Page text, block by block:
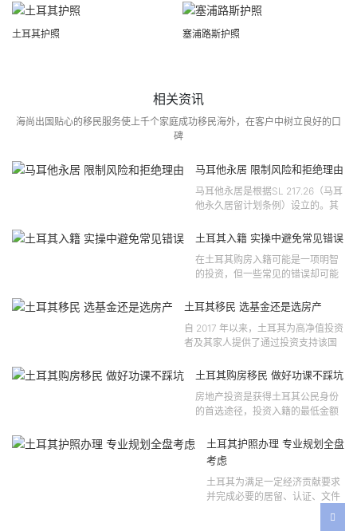
土耳其护照 塞浦路斯护照
相关资讯
海尚出国贴心的移民服务使上千个家庭成功移民海外，在客户中树立良好的口
碑
马耳他永居 限制风险和拒绝理由
马耳他永居是根据SL 217.26（马耳
他永久居留计划条例）设立的。其
121 号法律公告，并随后根据2024
土耳其入籍 实操中避免常见错误
在土耳其购房入籍可能是一项明智
的投资，但一些常见的错误却可能
失。许多投资者轻信营销宣传或不
土耳其移民 选基金还是选房产
自 2017 年以来，土耳其为高净值投资
者及其家人提供了通过投资支持该国
会。 该计划的一大亮点在于其涵盖广
土耳其购房移民 做好功课不踩坑
房地产投资是获得土耳其公民身份
的首选途径，投资入籍的最低金额
二手房产。这一门槛自2019年调整
以来一直未变，适用于经持牌...
土耳其护照办理 专业规划全盘
考虑
土耳其为满足一定经济贡献要求
并完成必要的居留、认证、文件